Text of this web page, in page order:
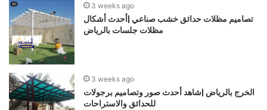
3 weeks ago
تصاميم مظلات حدائق خشب صناعي |أحدث أشكال
مظلات جلسات بالرياض
3 weeks ago
الخرج بالرياض |شاهد أحدث صور وتصاميم برجولات
للحدائق والاستراحات